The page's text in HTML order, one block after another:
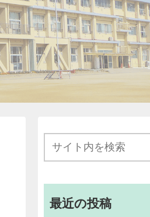
最近の投稿